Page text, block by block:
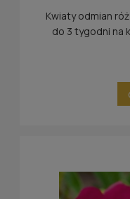
Kwiaty odmian
do 3 tygodni na